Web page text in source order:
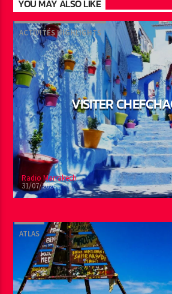
YOU MAY ALSO LIKE
ACTIVITÉS HIGHLIGHTS
VISITER
Radio Marrakech
31/07/2026
ATLAS